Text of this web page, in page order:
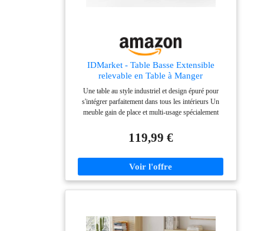
IDMarket - Table Basse Extensible
relevable en Table à Manger
rectangulaire Urbana Plateau façon hêtre
Pied Noir Design Industriel
Une table au style industriel et design épuré pour
s'intégrer parfaitement dans tous les intérieurs Un
meuble gain de place et multi-usage spécialement
faire office de table basse ou de table à manger ! Grâce
à ses roulettes et ses freins, la table basse se déplace et
Longueur 114 cm x largeur 100 cm x Hauteur 75 cm
119,99 €